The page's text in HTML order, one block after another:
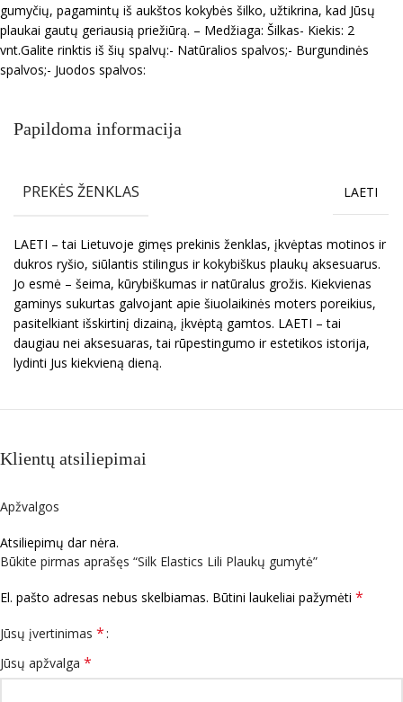
gumyčių, pagamintų iš aukštos kokybės šilko, užtikrina, kad Jūsų
plaukai gautų geriausią priežiūrą. – Medžiaga: Šilkas- Kiekis: 2
vnt.Galite rinktis iš šių spalvų:- Natūralios spalvos;- Burgundinės
spalvos;- Juodos spalvos:
Papildoma informacija
PREKĖS ŽENKLAS LAETI
LAETI – tai Lietuvoje gimęs prekinis ženklas, įkvėptas motinos ir
dukros ryšio, siūlantis stilingus ir kokybiškus plaukų aksesuarus.
Jo esmė – šeima, kūrybiškumas ir natūralus grožis. Kiekvienas
gaminys sukurtas galvojant apie šiuolaikinės moters poreikius,
pasitelkiant išskirtinį dizainą, įkvėptą gamtos. LAETI – tai
daugiau nei aksesuaras, tai rūpestingumo ir estetikos istorija,
lydinti Jus kiekvieną dieną.
Klientų atsiliepimai
Apžvalgos
Atsiliepimų dar nėra.
Būkite pirmas aprašęs “Silk Elastics Lili Plaukų gumytė”
El. pašto adresas nebus skelbiamas. Būtini laukeliai pažymėti *
Jūsų įvertinimas *
Jūsų apžvalga *